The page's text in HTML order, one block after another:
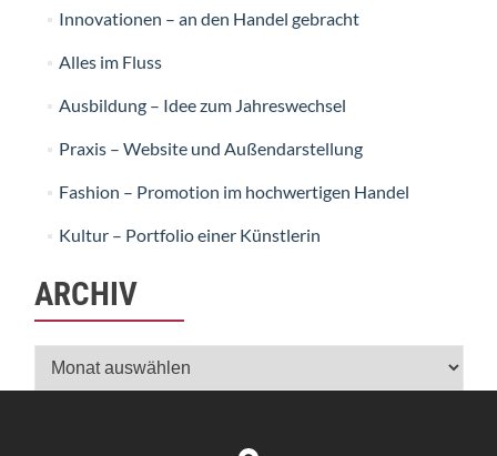
Innovationen – an den Handel gebracht
Alles im Fluss
Ausbildung – Idee zum Jahreswechsel
Praxis – Website und Außendarstellung
Fashion – Promotion im hochwertigen Handel
Kultur – Portfolio einer Künstlerin
ARCHIV
Archiv